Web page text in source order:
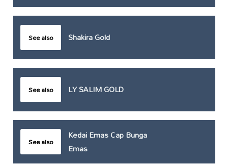
See also Shakira Gold
See also LY SALIM GOLD
See also
Kedai Emas Cap Bunga
Emas